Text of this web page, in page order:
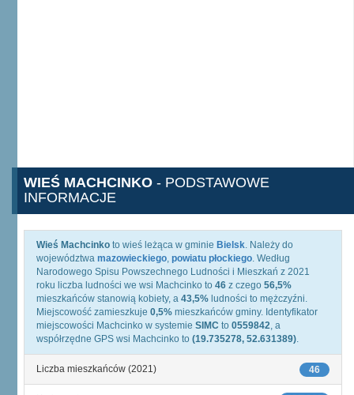
WIEŚ MACHCINKO - PODSTAWOWE
INFORMACJE
Wieś Machcinko to wieś leżąca w gminie Bielsk. Należy do
województwa mazowieckiego, powiatu płockiego. Według
Narodowego Spisu Powszechnego Ludności i Mieszkań z 2021
roku liczba ludności we wsi Machcinko to 46 z czego 56,5%
mieszkańców stanowią kobiety, a 43,5% ludności to mężczyźni.
Miejscowość zamieszkuje 0,5% mieszkańców gminy. Identyfikator
miejscowości Machcinko w systemie SIMC to 0559842, a
współrzędne GPS wsi Machcinko to (19.735278, 52.631389).
46
Liczba mieszkańców (2021)